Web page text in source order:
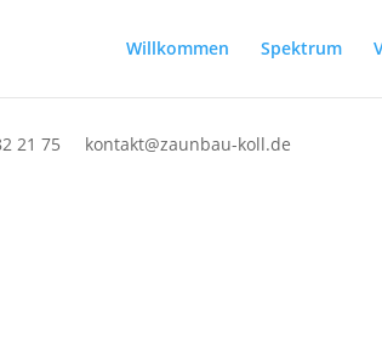
Willkommen Spektrum
21 75 kontakt@zaunbau-koll.de